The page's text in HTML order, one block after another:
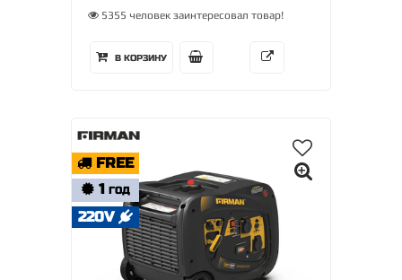
5355 человек заинтересовал товар!
В КОРЗИНУ
FREE
1 ГОД
220V